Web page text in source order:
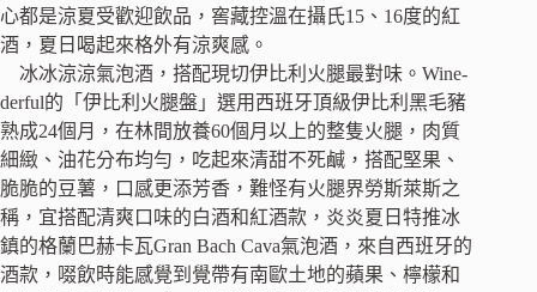
心都是涼夏受歡迎飲品，窖藏控溫在攝氏15、16度的紅
酒，夏日喝起來格外有涼爽感。
冰冰涼涼氣泡酒，搭配現切伊比利火腿最對味。Wine-
derful的「伊比利火腿盤」選用西班牙頂級伊比利黑毛豬
熟成24個月，在林間放養60個月以上的整隻火腿，肉質
細緻、油花分布均勻，吃起來清甜不死鹹，搭配堅果、
脆脆的豆薯，口感更添芳香，難怪有火腿界勞斯萊斯之
稱，宜搭配清爽口味的白酒和紅酒款，炎炎夏日特推冰
鎮的格蘭巴赫卡瓦Gran Bach Cava氣泡酒，來自西班牙的
酒款，啜飲時能感覺到覺帶有南歐土地的蘋果、檸檬和